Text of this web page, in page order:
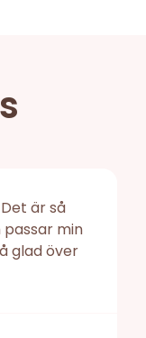
är så
min
glad över